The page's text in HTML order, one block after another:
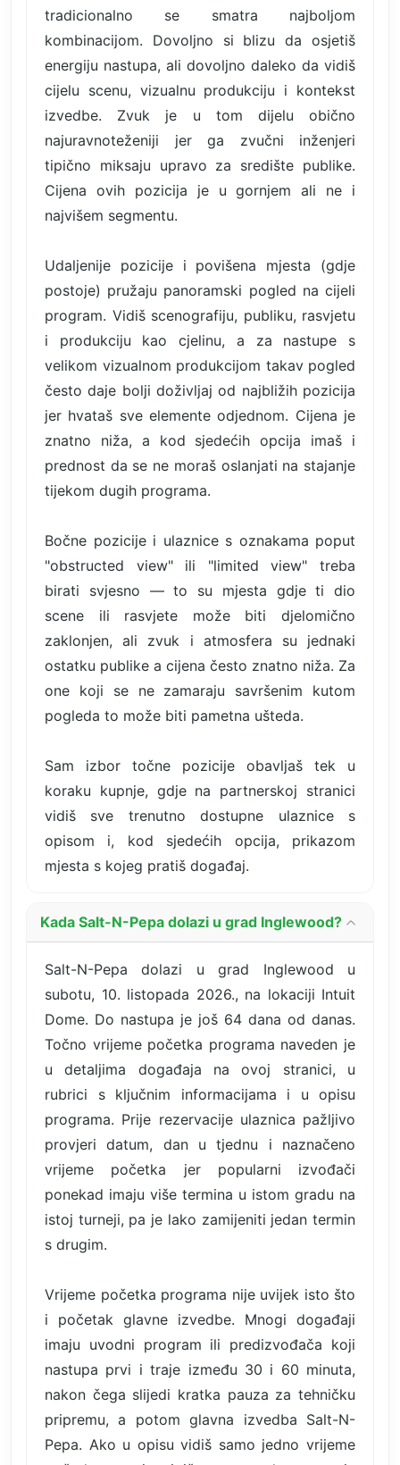
tradicionalno se smatra najboljom
kombinacijom. Dovoljno si blizu da osjetiš
energiju nastupa, ali dovoljno daleko da vidiš
cijelu scenu, vizualnu produkciju i kontekst
izvedbe. Zvuk je u tom dijelu obično
najuravnoteženiji jer ga zvučni inženjeri
tipično miksaju upravo za središte publike.
Cijena ovih pozicija je u gornjem ali ne i
najvišem segmentu.
Udaljenije pozicije i povišena mjesta (gdje
postoje) pružaju panoramski pogled na cijeli
program. Vidiš scenografiju, publiku, rasvjetu
i produkciju kao cjelinu, a za nastupe s
velikom vizualnom produkcijom takav pogled
često daje bolji doživljaj od najbližih pozicija
jer hvataš sve elemente odjednom. Cijena je
znatno niža, a kod sjedećih opcija imaš i
prednost da se ne moraš oslanjati na stajanje
tijekom dugih programa.
Bočne pozicije i ulaznice s oznakama poput
"obstructed view" ili "limited view" treba
birati svjesno — to su mjesta gdje ti dio
scene ili rasvjete može biti djelomično
zaklonjen, ali zvuk i atmosfera su jednaki
ostatku publike a cijena često znatno niža. Za
one koji se ne zamaraju savršenim kutom
pogleda to može biti pametna ušteda.
Sam izbor točne pozicije obavljaš tek u
koraku kupnje, gdje na partnerskoj stranici
vidiš sve trenutno dostupne ulaznice s
opisom i, kod sjedećih opcija, prikazom
mjesta s kojeg pratiš događaj.
Kada Salt-N-Pepa dolazi u grad Inglewood?
Salt-N-Pepa dolazi u grad Inglewood u
subotu, 10. listopada 2026., na lokaciji Intuit
Dome. Do nastupa je još 64 dana od danas.
Točno vrijeme početka programa naveden je
u detaljima događaja na ovoj stranici, u
rubrici s ključnim informacijama i u opisu
programa. Prije rezervacije ulaznica pažljivo
provjeri datum, dan u tjednu i naznačeno
vrijeme početka jer popularni izvođači
ponekad imaju više termina u istom gradu na
istoj turneji, pa je lako zamijeniti jedan termin
s drugim.
Vrijeme početka programa nije uvijek isto što
i početak glavne izvedbe. Mnogi događaji
imaju uvodni program ili predizvođača koji
nastupa prvi i traje između 30 i 60 minuta,
nakon čega slijedi kratka pauza za tehničku
pripremu, a potom glavna izvedba Salt-N-
Pepa. Ako u opisu vidiš samo jedno vrijeme